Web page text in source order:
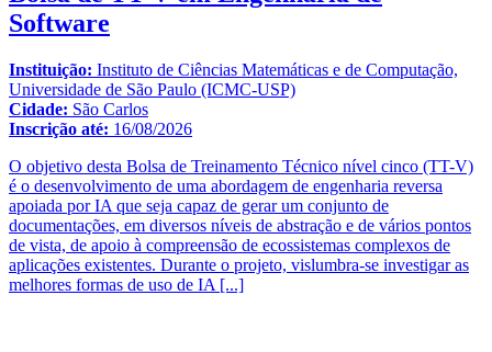
Software
Instituição: Instituto de Ciências Matemáticas e de Computação,
Universidade de São Paulo (ICMC-USP)
Cidade: São Carlos
Inscrição até: 16/08/2026
O objetivo desta Bolsa de Treinamento Técnico nível cinco (TT-V)
é o desenvolvimento de uma abordagem de engenharia reversa
apoiada por IA que seja capaz de gerar um conjunto de
documentações, em diversos níveis de abstração e de vários pontos
de vista, de apoio à compreensão de ecossistemas complexos de
aplicações existentes. Durante o projeto, vislumbra-se investigar as
melhores formas de uso de IA [...]